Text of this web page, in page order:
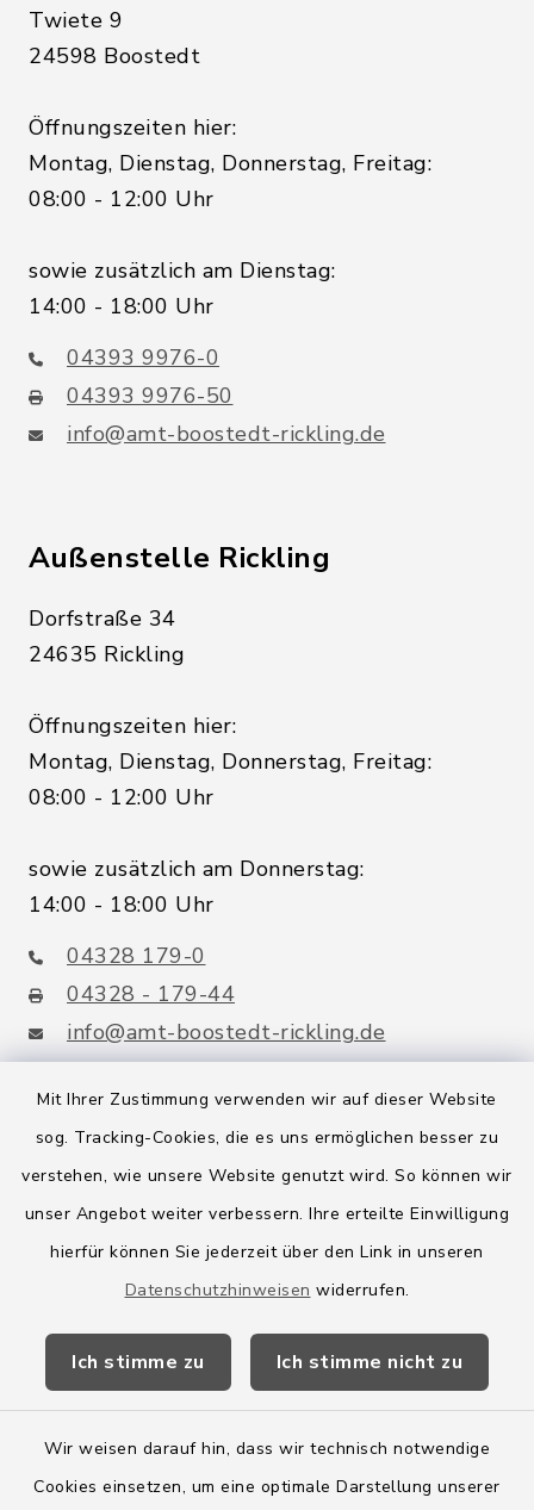
Mit Ihrer Zustimmung verwenden wir auf dieser Website
sog. Tracking-Cookies, die es uns ermöglichen besser zu
verstehen, wie unsere Website genutzt wird. So können wir
unser Angebot weiter verbessern. Ihre erteilte Einwilligung
hierfür können Sie jederzeit über den Link in unseren
Datenschutzhinweisen widerrufen.
Ich stimme zu Ich stimme nicht zu
Wir weisen darauf hin, dass wir technisch notwendige
Cookies einsetzen, um eine optimale Darstellung unserer
Twiete 9
24598 Boostedt
Öffnungszeiten hier:
Montag, Dienstag, Donnerstag, Freitag:
08:00 - 12:00 Uhr
sowie zusätzlich am Dienstag:
14:00 - 18:00 Uhr
04393 9976-0
04393 9976-50
info@amt-boostedt-rickling.de
Außenstelle Rickling
Dorfstraße 34
24635 Rickling
Öffnungszeiten hier:
Montag, Dienstag, Donnerstag, Freitag:
08:00 - 12:00 Uhr
sowie zusätzlich am Donnerstag:
14:00 - 18:00 Uhr
04328 179-0
04328 - 179-44
info@amt-boostedt-rickling.de
Quicklinks
Amt Boostedt-Rickling
Amtsbroschüre
Wege-Zweckverband